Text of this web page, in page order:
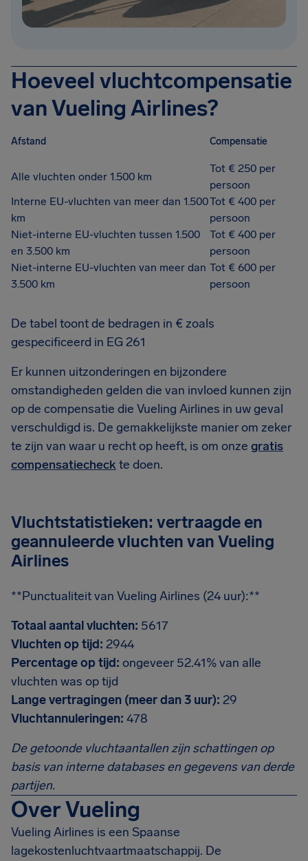
Hoeveel vluchtcompensatie
van Vueling Airlines?
Afstand Compensatie
Alle vluchten onder 1.500 km
Tot € 250 per
persoon
Interne EU-vluchten van meer dan 1.500
km
Tot € 400 per
persoon
Niet-interne EU-vluchten tussen 1.500
en 3.500 km
Tot € 400 per
persoon
Niet-interne EU-vluchten van meer dan
3.500 km
Tot € 600 per
persoon
De tabel toont de bedragen in € zoals
gespecificeerd in EG 261
Er kunnen uitzonderingen en bijzondere
omstandigheden gelden die van invloed kunnen zijn
op de compensatie die Vueling Airlines in uw geval
verschuldigd is. De gemakkelijkste manier om zeker
te zijn van waar u recht op heeft, is om onze gratis
compensatiecheck te doen.
Vluchtstatistieken: vertraagde en
geannuleerde vluchten van Vueling
Airlines
**Punctualiteit van Vueling Airlines (24 uur):**
Totaal aantal vluchten: 5617
Vluchten op tijd: 2944
Percentage op tijd: ongeveer 52.41% van alle
vluchten was op tijd
Lange vertragingen (meer dan 3 uur): 29
Vluchtannuleringen: 478
De getoonde vluchtaantallen zijn schattingen op
basis van interne databases en gegevens van derde
partijen.
Over Vueling
Vueling Airlines is een Spaanse
lagekostenluchtvaartmaatschappij. De